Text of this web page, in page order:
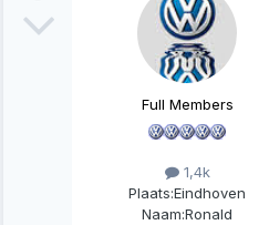
Full Members
1,4k
Plaats:Eindhoven
Naam:Ronald